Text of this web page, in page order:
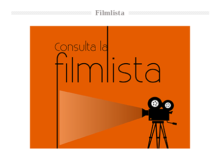
Filmlista